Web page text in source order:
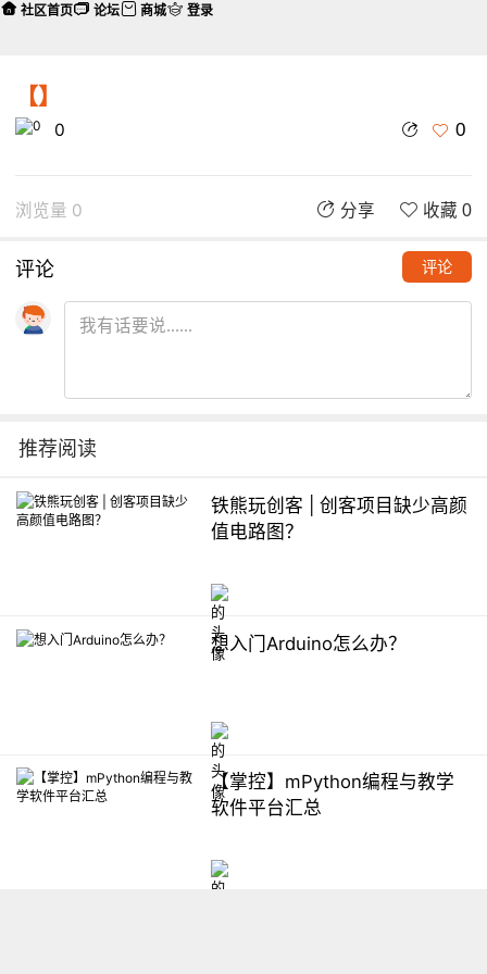
【】
0 0
浏览量 0 分享 收藏 0
评论 评论
推荐阅读
铁熊玩创客 | 创客项目缺少高颜
值电路图？
想入门Arduino怎么办？
【掌控】mPython编程与教学
软件平台汇总
社区首页 论坛 商城 登录